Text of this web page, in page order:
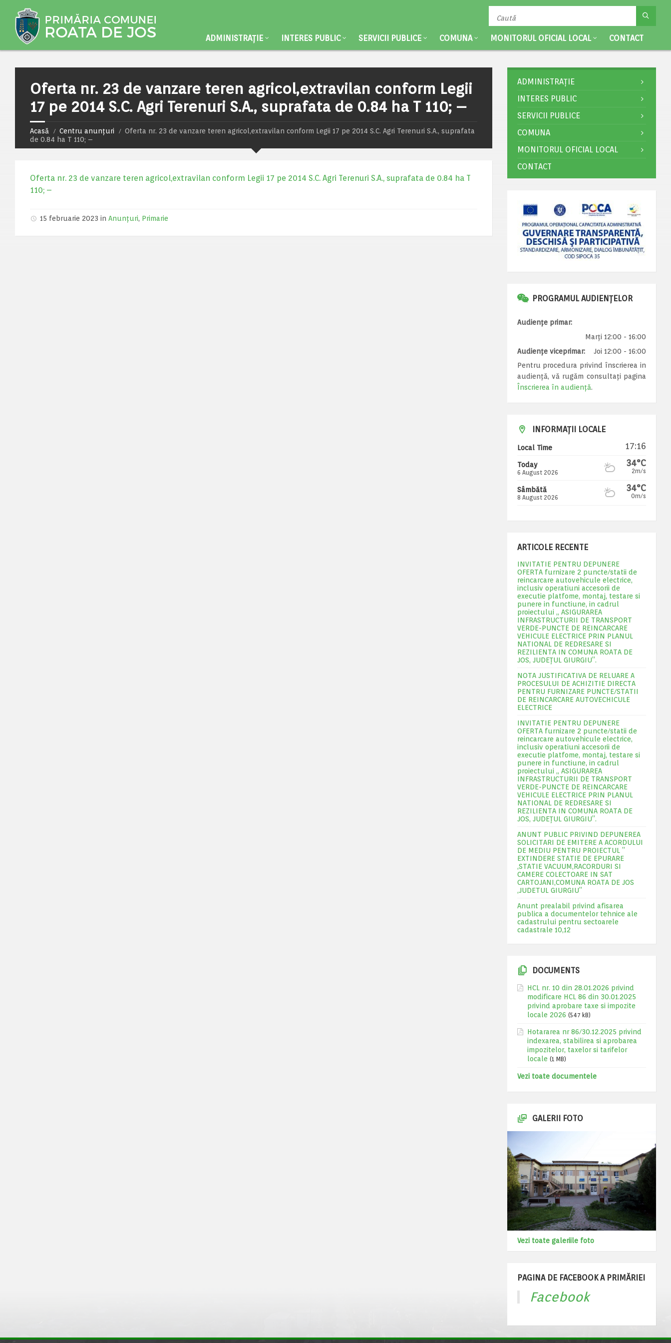
ADMINISTRAȚIE INTERES PUBLIC SERVICII PUBLICE COMUNA MONITORUL OFICIAL LOCAL CONTACT
Oferta nr. 23 de vanzare teren agricol,extravilan conform Legii
17 pe 2014 S.C. Agri Terenuri S.A., suprafata de 0.84 ha T 110; –
Acasă Centru anunțuri
Oferta nr. 23 de vanzare teren agricol,extravilan conform Legii 17 pe 2014 S.C. Agri Terenuri S.A., suprafata
de 0.84 ha T 110; –
Oferta nr. 23 de vanzare teren agricol,extravilan conform Legii 17 pe 2014 S.C. Agri Terenuri S.A., suprafata de 0.84 ha T
110; –
15 februarie 2023 in Anunțuri, Primarie
ADMINISTRAȚIE
INTERES PUBLIC
SERVICII PUBLICE
COMUNA
MONITORUL OFICIAL LOCAL
CONTACT
PROGRAMUL AUDIENȚELOR
Audiențe primar:
Marți 12:00 - 16:00
Audiențe viceprimar:
Joi 12:00 - 16:00
Pentru procedura privind înscrierea in
audiență, vă rugăm consultați pagina
Înscrierea în audiență.
INFORMAȚII LOCALE
Local Time 17:16
Today
6 August 2026
34°C
2m/s
Sâmbătă
8 August 2026
34°C
0m/s
ARTICOLE RECENTE
INVITATIE PENTRU DEPUNERE
OFERTA furnizare 2 puncte/statii de
reincarcare autovehicule electrice,
inclusiv operatiuni accesorii de
executie platfome, montaj, testare si
punere in functiune, in cadrul
proiectului „ ASIGURAREA
INFRASTRUCTURII DE TRANSPORT
VERDE-PUNCTE DE REINCARCARE
VEHICULE ELECTRICE PRIN PLANUL
NATIONAL DE REDRESARE SI
REZILIENTA IN COMUNA ROATA DE
JOS, JUDEŢUL GIURGIU”.
NOTA JUSTIFICATIVA DE RELUARE A
PROCESULUI DE ACHIZITIE DIRECTA
PENTRU FURNIZARE PUNCTE/STATII
DE REINCARCARE AUTOVECHICULE
ELECTRICE
INVITATIE PENTRU DEPUNERE
OFERTA furnizare 2 puncte/statii de
reincarcare autovehicule electrice,
inclusiv operatiuni accesorii de
executie platfome, montaj, testare si
punere in functiune, in cadrul
proiectului „ ASIGURAREA
INFRASTRUCTURII DE TRANSPORT
VERDE-PUNCTE DE REINCARCARE
VEHICULE ELECTRICE PRIN PLANUL
NATIONAL DE REDRESARE SI
REZILIENTA IN COMUNA ROATA DE
JOS, JUDEŢUL GIURGIU”.
ANUNT PUBLIC PRIVIND DEPUNEREA
SOLICITARI DE EMITERE A ACORDULUI
DE MEDIU PENTRU PROIECTUL ”
EXTINDERE STATIE DE EPURARE
,STATIE VACUUM,RACORDURI SI
CAMERE COLECTOARE IN SAT
CARTOJANI,COMUNA ROATA DE JOS
,JUDETUL GIURGIU”
Anunt prealabil privind afisarea
publica a documentelor tehnice ale
cadastrului pentru sectoarele
cadastrale 10,12
DOCUMENTS
HCL nr. 10 din 28.01.2026 privind
modificare HCL 86 din 30.01.2025
privind aprobare taxe si impozite
locale 2026 (547 kB)
Hotararea nr 86/30.12.2025 privind
indexarea, stabilirea si aprobarea
impozitelor, taxelor si tarifelor
locale (1 MB)
Vezi toate documentele
GALERII FOTO
Vezi toate galeriile foto
PAGINA DE FACEBOOK A PRIMĂRIEI
Facebook